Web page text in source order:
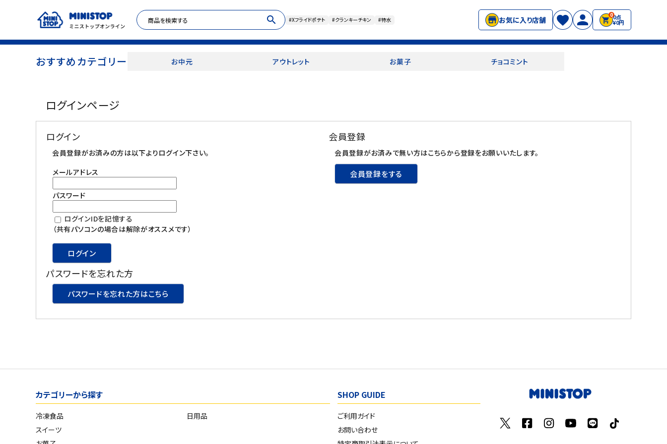
search #Xフライドポテト #クランキーチキン #特水 お気に入り店舗
00点
¥0円
おすすめカテゴリー お中元 アウトレット お菓子 チョコミント
ログイン person 新規登録
カテゴリから探す
冷凍食品
スイーツ
日用品
セール
フードロス
ペット用品
ログインページ
ログイン
会員登録がお済みの方は以下よりログイン下さい。
メールアドレス
パスワード
ログインIDを記憶する
（共有パソコンの場合は解除がオススメです）
ログイン
パスワードを忘れた方
パスワードを忘れた方はこちら
会員登録
会員登録がお済みで無い方はこちらから登録をお願いいたします。
会員登録をする
カテゴリーから探す
冷凍食品
スイーツ
日用品
SHOP GUIDE
ご利用ガイド
お問い合わせ